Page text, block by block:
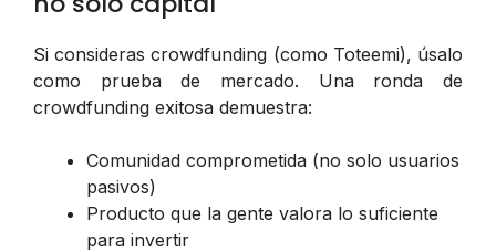
Si consideras crowdfunding (como Toteemi), úsalo
como prueba de mercado. Una ronda de
crowdfunding exitosa demuestra:
Comunidad comprometida (no solo usuarios
pasivos)
Producto que la gente valora lo suficiente
para invertir